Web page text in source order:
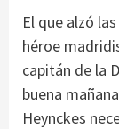
El que alzó
héroe
capitán de la
buena
Heynckes